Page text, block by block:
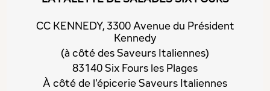
CC KENNEDY, 3300 Avenue du Président
Kennedy
(à côté des Saveurs Italiennes)
83140 Six Fours les Plages
À côté de l'épicerie Saveurs Italiennes